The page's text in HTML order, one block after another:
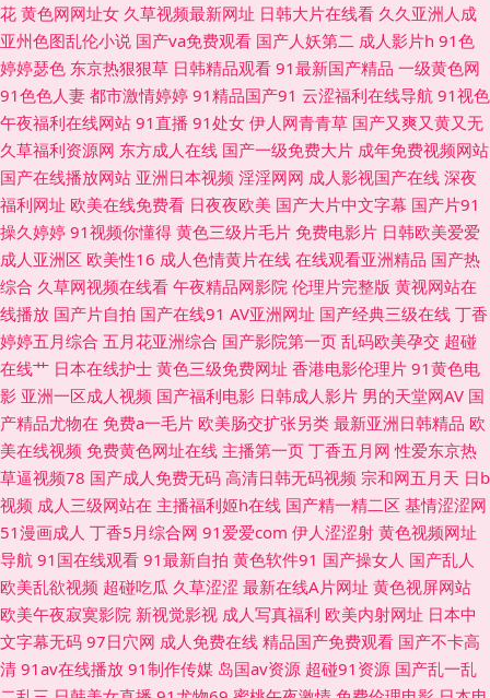
色图3 亚洲春色小说网 超碰在线播放97 久草精品在线 日本视频专区 在线播
放97国产 爱豆传媒A片 狠狠色97欧美 中文字幕日本五区 超碰人妻福利院 欧
洲一级午老q 91成人在线视频 超碰三机 久久av影院 亚洲另类图区88 99热久
草精品 91超碰人人摸 另类综合另类 91白虎免费观看 韩国AV在线青青 婷婷
五月天99 91色涩 岛国大片在线观看 老湿影院免费x片 婷婷一期二期 国产性
爱图 香蕉福利网 97亚洲中文 国产久草视频 天美九一 91色色资源 国产另类
在线观看 欧美成人www 午夜毛片网址 久草福利在线视频 宅福利导航 韩国人
妻Av 日本人人操 在线a久青草视频 草美女bb 欧美性爱综合楼 性爱网五月天
99热在只有 国产欧美二 91精品视频在线 美女让我操 天天肏天天肏 大香蕉伊
人现现 另类专区激情 四虎毛影院毛片 91热播社区 大香蕉九九 美女同性色色
波多野氏黄色39 日韩九一 91白丝少妇 久久国产电影 影音先锋狼人干 超碰
91豆花 久久丁香网 自慰91 久草福利小视频 午夜福利五月天 欧洲性爱网
www久久草在线 欧美老司机啪啪 91视频快捷 久久精品视频32 欧州成人一三
花 黄色网网址女 久草视频最新网址 日韩大片在线看 久久亚洲人成
亚州色图乱伦小说 国产va免费观看 国产人妖第二 成人影片h 91色
婷婷瑟色 东京热狠狠草 日韩精品观看 91最新国产精品 一级黄色网
91色色人妻 都市激情婷婷 91精品国产91 云涩福利在线导航 91视色
午夜福利在线网站 91直播 91处女 伊人网青青草 国产又爽又黄又无
久草福利资源网 东方成人在线 国产一级免费大片 成年免费视频网站
国产在线播放网站 亚洲日本视频 淫淫网网 成人影视国产在线 深夜
福利网址 欧美在线免费看 日夜夜欧美 国产大片中文字幕 国产片91
操久婷婷 91视频你懂得 黄色三级片毛片 免费电影片 日韩欧美爱爱
成人亚洲区 欧美性16 成人色情黄片在线 在线观看亚洲精品 国产热
综合 久草网视频在线看 午夜精品网影院 伦理片完整版 黄视网站在
线播放 国产片自拍 国产在线91 AV亚洲网址 国产经典三级在线 丁香
婷婷五月综合 五月花亚洲综合 国产影院第一页 乱码欧美孕交 超碰
在线艹 日本在线护士 黄色三级免费网址 香港电影伦理片 91黄色电
影 亚洲一区成人视频 国产福利电影 日韩成人影片 男的天堂网AV 国
产精品尤物在 免费a一毛片 欧美肠交扩张另类 最新亚洲日韩精品 欧
美在线视频 免费黄色网址在线 主播第一页 丁香五月网 性爱东京热
草逼视频78 国产成人免费无码 高清日韩无码视频 宗和网五月天 日b
视频 成人三级网站在 主播福利姬h在线 国产精一精二区 基情涩涩网
51漫画成人 丁香5月综合网 91爱爱com 伊人涩涩射 黄色视频网址
导航 91国在线观看 91最新自拍 黄色软件91 国产操女人 国产乱人
欧美乱欲视频 超碰吃瓜 久草涩涩 最新在线A片网址 黄色视屏网站
欧美午夜寂寞影院 新视觉影视 成人写真福利 欧美内射网址 日本中
文字幕无码 97日穴网 成人免费在线 精品国产免费观看 国产不卡高
清 91av在线播放 91制作传媒 岛国av资源 超碰91资源 国产乱一乱